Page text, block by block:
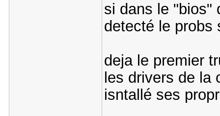
si dans le "bios"
detecté le probs
deja le premier
les drivers de la
isntallé ses